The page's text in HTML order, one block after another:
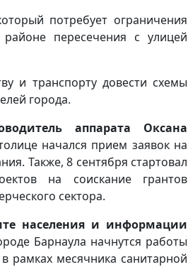
потребует ограничения
пересечения с улицей
и транспорту довести схемы
города.
аппарата Оксана
начался прием заявок на
Также, 8 сентября стартовал
на соискание грантов
сектора.
населения и информации
Барнаула начнутся работы
рамках месячника санитарной